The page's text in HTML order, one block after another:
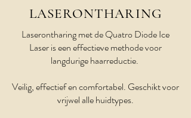
LASERONTHARING
Laserontharing met de Quatro Diode Ice
Laser is een effectieve methode voor
langdurige haarreductie.
Veilig, effectief en comfortabel. Geschikt voor
vrijwel alle huidtypes.